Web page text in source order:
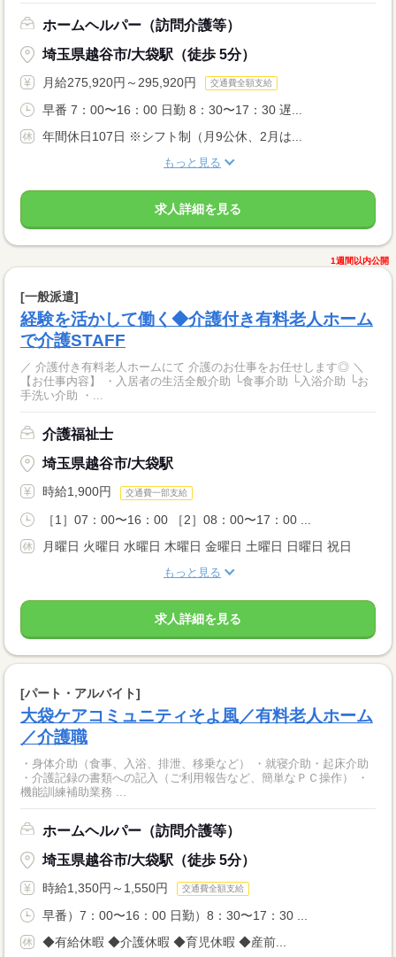
ホームヘルパー（訪問介護等）
埼玉県越谷市/大袋駅（徒歩 5分）
月給275,920円～295,920円 交通費全額支給
早番 7：00〜16：00 日勤 8：30〜17：30 遅...
年間休日107日 ※シフト制（月9公休、2月は...
もっと見る
求人詳細を見る
1週間以内公開
[一般派遣]
経験を活かして働く◆介護付き有料老人ホーム
で介護STAFF
／ 介護付き有料老人ホームにて 介護のお仕事をお任せします◎ ＼
【お仕事内容】 ・入居者の生活全般介助 └食事介助 └入浴介助 └お
手洗い介助 ・...
介護福祉士
埼玉県越谷市/大袋駅
時給1,900円 交通費一部支給
［1］07：00〜16：00 ［2］08：00〜17：00 ...
月曜日 火曜日 水曜日 木曜日 金曜日 土曜日 日曜日 祝日
もっと見る
求人詳細を見る
[パート・アルバイト]
大袋ケアコミュニティそよ風／有料老人ホーム
／介護職
・身体介助（食事、入浴、排泄、移乗など） ・就寝介助・起床介助
・介護記録の書類への記入（ご利用報告など、簡単なＰＣ操作） ・
機能訓練補助業務 ...
ホームヘルパー（訪問介護等）
埼玉県越谷市/大袋駅（徒歩 5分）
時給1,350円～1,550円 交通費全額支給
早番）7：00〜16：00 日勤）8：30〜17：30 ...
◆有給休暇 ◆介護休暇 ◆育児休暇 ◆産前...